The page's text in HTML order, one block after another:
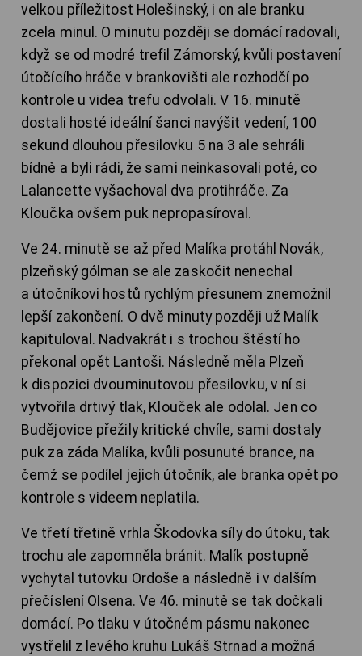
velkou příležitost Holešinský, i on ale branku
zcela minul. O minutu později se domácí radovali,
když se od modré trefil Zámorský, kvůli postavení
útočícího hráče v brankovišti ale rozhodčí po
kontrole u videa trefu odvolali. V 16. minutě
dostali hosté ideální šanci navýšit vedení, 100
sekund dlouhou přesilovku 5 na 3 ale sehráli
bídně a byli rádi, že sami neinkasovali poté, co
Lalancette vyšachoval dva protihráče. Za
Kloučka ovšem puk nepropasíroval.
Ve 24. minutě se až před Malíka protáhl Novák,
plzeňský gólman se ale zaskočit nenechal
a útočníkovi hostů rychlým přesunem znemožnil
lepší zakončení. O dvě minuty později už Malík
kapituloval. Nadvakrát i s trochou štěstí ho
překonal opět Lantoši. Následně měla Plzeň
k dispozici dvouminutovou přesilovku, v ní si
vytvořila drtivý tlak, Klouček ale odolal. Jen co
Budějovice přežily kritické chvíle, sami dostaly
puk za záda Malíka, kvůli posunuté brance, na
čemž se podílel jejich útočník, ale branka opět po
kontrole s videem neplatila.
Ve třetí třetině vrhla Škodovka síly do útoku, tak
trochu ale zapomněla bránit. Malík postupně
vychytal tutovku Ordoše a následně i v dalším
přečíslení Olsena. Ve 46. minutě se tak dočkali
domácí. Po tlaku v útočném pásmu nakonec
vystřelil z levého kruhu Lukáš Strnad a možná